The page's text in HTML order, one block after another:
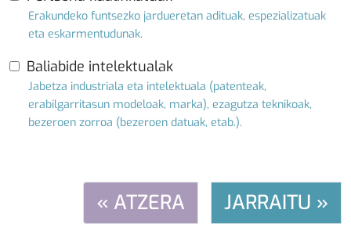
Erakundeko funtsezko jardueretan adituak, espezializatuak
eta eskarmentudunak.
Baliabide intelektualak
Jabetza industriala eta intelektuala (patenteak,
erabilgarritasun modeloak, marka), ezagutza teknikoak,
bezeroen zorroa (bezeroen datuak, etab.).
« ATZERA JARRAITU »